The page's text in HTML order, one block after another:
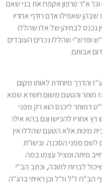
וכו' א"ר טרפון אקפח את בני שאם
שבהן שאפילו אדם רודף אחריו
נכנס לבתיהן של אלו שהללו
ע"ש ופרש"י שהללו נכרים העובדים
אבותם.
והדרך מיוחדת לאותו מקום
מותר והטעם משום חשדא שמא
דמותר ליכנס הוא רק מפני
רץ אחריו להכישו וגם בהא אילו
מינות אלא הטעם שהללו אין
לשם מפני הסכנה. ובשו"ת
מיתה ומציל עצמו במה
לברוח לתוכה, וכתב הב"י
הב"ח ז"ל וז"ל וכן ראיתי בהג"ה